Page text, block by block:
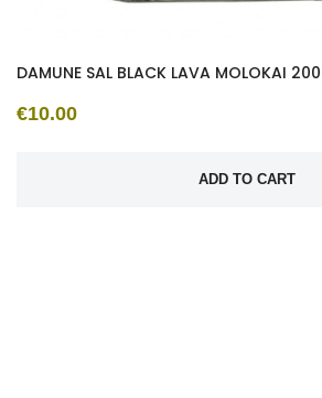
DAMUNE SAL BLACK LAVA MOLOKAI
€10.00
ADD TO CART